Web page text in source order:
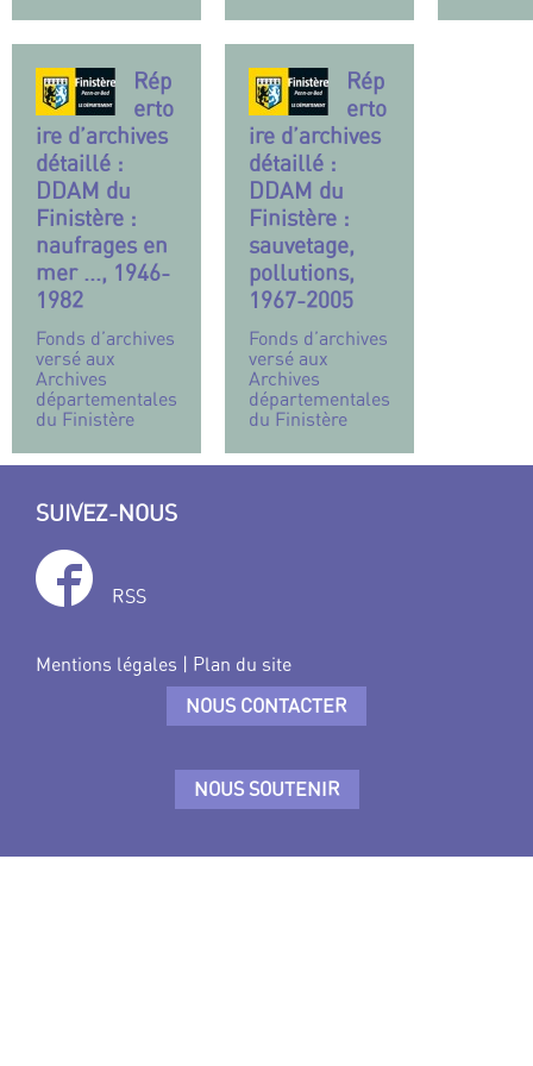
Rép
erto
ire d’archives
détaillé :
DDAM du
Finistère :
naufrages en
mer ..., 1946-
1982
Fonds d’archives
versé aux
Archives
départementales
du Finistère
Rép
erto
ire d’archives
détaillé :
DDAM du
Finistère :
sauvetage,
pollutions,
1967-2005
Fonds d’archives
versé aux
Archives
départementales
du Finistère
SUIVEZ-NOUS
RSS
Mentions légales | Plan du site
NOUS CONTACTER
NOUS SOUTENIR